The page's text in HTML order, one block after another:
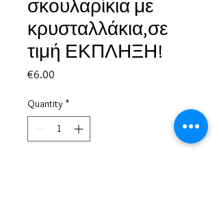
σκουλαρίκια με
κρυσταλλάκια,σε
τιμή ΕΚΠΛΗΞΗ!
€6.00
Quantity *